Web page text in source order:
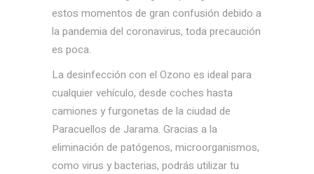
estos momentos de gran confusión debido a
la pandemia del coronavirus, toda precaución
es poca.
La desinfección con el Ozono es ideal para
cualquier vehículo, desde coches hasta
camiones y furgonetas de la ciudad de
Paracuellos de Jarama. Gracias a la
eliminación de patógenos, microorganismos,
como virus y bacterias, podrás utilizar tu